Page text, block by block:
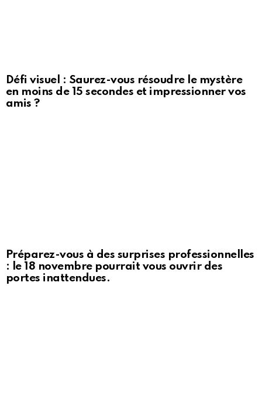
Défi visuel : Saurez-vous résoudre le mystère
en moins de 15 secondes et impressionner vos
amis ?
Préparez-vous à des surprises professionnelles
: le 18 novembre pourrait vous ouvrir des
portes inattendues.